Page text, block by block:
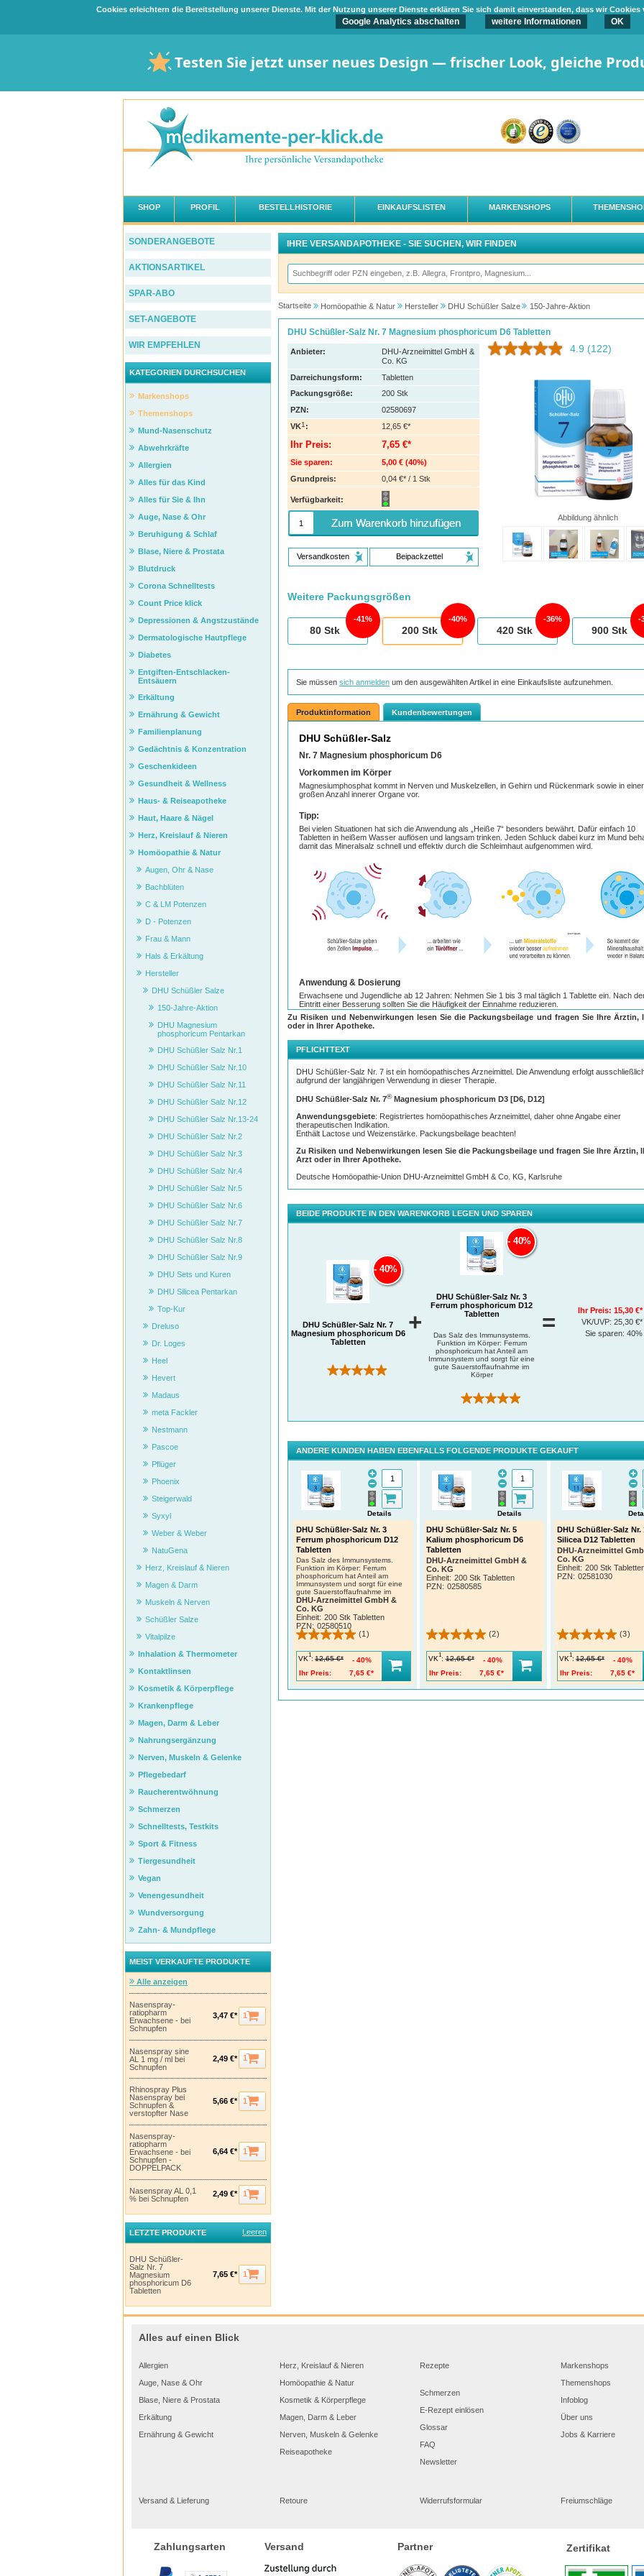
Cookies erleichtern die Bereitstellung unserer Dienste. Mit der Nutzung unserer Dienste erklären Sie sich damit einverstanden, dass wir
Google Analytics abschalten weitere Informationen OK
Testen Sie jetzt unser neues Design — frischer Look, gleiche
SHOP PROFIL BESTELLHISTORIE EINKAUFSLISTEN MARKENSHOPS
IHRE VERSANDAPOTHEKE - SIE SUCHEN, WIR FINDEN
Startseite Homöopathie & Natur Hersteller DHU Schüßler Salze 150-Jahre-Aktion
DHU Schüßler-Salz Nr. 7 Magnesium phosphoricum D6 Tabletten
4.9 (122)
Abbildung ähnlich
Anbieter:
DHU-Arzneimittel GmbH &
Co. KG
Darreichungsform:
Tabletten
Packungsgröße:
200 Stk
PZN:
02580697
VK1: 12,65 €*
Ihr Preis: 7,65 €*
Sie sparen: 5,00 € (40%)
Grundpreis:
0,04 €* / 1 Stk
Verfügbarkeit:
Zum Warenkorb hinzufügen
Versandkosten Beipackzettel
Weitere Packungsgrößen
80Stk
41%
200Stk
40%
420Stk
36%
900Stk
Sie müssen sich anmeldenum den ausgewählten Artikel in eine Einkaufsliste aufzunehmen.
Produktinformation Kundenbewertungen
DHU Schüßler-Salz
Nr. 7 Magnesium phosphoricum D6
Vorkommen im Körper
Magnesiumphosphat kommt in Nerven­ und Muskelzellen, in Gehirn und Rückenmark sowie in einer
großen Anzahl innerer Organe vor.
Tipp:
Bei vielen Situationen hat sich die Anwendung als „Heiße 7“ besonders bewährt. Dafür einfach 10
Tabletten in heißem Wasser auflösen und langsam trinken. Jeden Schluck dabei kurz im Mund
damit das Mineralsalz schnell und effektiv durch die Schleimhaut aufgenommen wird.
Anwendung & Dosierung
Erwachsene und Jugendliche ab 12 Jahren: Nehmen Sie 1 bis 3 mal täglich 1 Tablette ein. Nach
Eintritt einer Besserung sollten Sie die Häufigkeit der Einnahme reduzieren.
Kinder:
Säuglinge bis zum 1. Lebensjahr erhalten, nach Rücksprache mit einem Arzt, nicht mehr als ein
Erwachsenendosis. Kleinkinder bis zum 6. Lebensjahr erhalten die Hälfte, Kinder zwischen dem 6.
12. Lebensjahr erhalten zwei Drittel der Erwachsenendosis. Bitte beachten Sie auch die
Gebrauchsinformation.
Wichtig:
langsam im Mund zergehen lassen. So können die Arzneistoffe ohne Umwege direkt über die
Mundschleimhaut aufgenommen werden. Bei kleinen Kindern empfiehlt es sich, die Tablette vor der
Einnahme in etwas Wasser aufzulösen.
Auch homöopathische Arzneimittel sollten ohne ärztlichen Rat nicht über längere Zeit angewendet
werden.
Zu Risiken und Nebenwirkungen lesen Sie die Packungsbeilage und fragen Sie Ihre Ärztin,
oder in Ihrer Apotheke.
PFLICHTTEXT
DHU Schüßler-Salz Nr. 7 ist ein homöopathisches Arzneimittel. Die Anwendung erfolgt
aufgrund der langjährigen Verwendung in dieser Therapie.
DHU Schüßler-Salz Nr. 7®Magnesium phosphoricum D3 [D6, D12]
Anwendungsgebiete: Registriertes homöopathisches Arzneimittel, daher ohne Angabe einer
therapeutischen Indikation.
Enthält Lactose und Weizenstärke. Packungsbeilage beachten!
Zu Risiken und Nebenwirkungen lesen Sie die Packungsbeilage und fragen Sie Ihre Ärztin,
Arzt oder in Ihrer Apotheke.
Deutsche Homöopathie-Union DHU-Arzneimittel GmbH & Co. KG, Karlsruhe
BEIDE PRODUKTE IN DEN WARENKORB LEGEN UND SPAREN
DHU Schüßler-Salz Nr. 7
Magnesium phosphoricum D6
Tabletten
(122)
40%
+
DHU Schüßler-Salz Nr. 3
Ferrum phosphoricum D12
Tabletten
Das Salz des Immunsystems.
Funktion im Körper: Ferrum
phosphoricum hat Anteil am
Immunsystem und sorgt für eine
gute Sauerstoffaufnahme im
Körper
(1)
40%
= Ihr Preis:15,30 €*
VK/UVP:25,30 €*
Sie sparen:40%
ANDERE KUNDEN HABEN EBENFALLS FOLGENDE PRODUKTE GEKAUFT
DHU Schüßler-Salz Nr. 3
Ferrum phosphoricum D12
Tabletten
Das Salz des Immunsystems.
Funktion im Körper: Ferrum
phosphoricum hat Anteil am
Immunsystem und sorgt für eine
gute Sauerstoffaufnahme im
Körper
DHU-Arzneimittel GmbH &
Co. KG
Einheit: 200 Stk Tabletten
PZN : 02580510
Details
(1)
VK
1
: 12,65 €*
Ihr Preis:
7,65 €*
40%
DHU Schüßler-Salz Nr. 5
Kalium phosphoricum D6
Tabletten
DHU-Arzneimittel GmbH &
Co. KG
Einheit: 200 Stk Tabletten
PZN : 02580585
Details
(2)
VK
1
: 12,65 €*
Ihr Preis:
7,65 €*
40%
DHU Schüßler-Salz Nr.
Silicea D12 Tabletten
DHU-Arzneimittel
Co. KG
Einheit: 200 Stk
PZN : 02581030
(3)
VK
1
: 12,65 €*
Ihr Preis:
7,65 €*
40%
SONDERANGEBOTE
AKTIONSARTIKEL
SPAR-ABO
SET-ANGEBOTE
WIR EMPFEHLEN
KATEGORIEN DURCHSUCHEN
Markenshops
Themenshops
Mund-Nasenschutz
Abwehrkräfte
Allergien
Alles für das Kind
Alles für Sie & Ihn
Auge, Nase & Ohr
Beruhigung & Schlaf
Blase, Niere & Prostata
Blutdruck
Corona Schnelltests
Count Price klick
Depressionen & Angstzustände
Dermatologische Hautpflege
Diabetes
Entgiften-Entschlacken-
Entsäuern
Erkältung
Ernährung & Gewicht
Familienplanung
Gedächtnis & Konzentration
Geschenkideen
Gesundheit & Wellness
Haus- & Reiseapotheke
Haut, Haare & Nägel
Herz, Kreislauf & Nieren
Homöopathie & Natur
Augen, Ohr & Nase
Bachblüten
C & LM Potenzen
D - Potenzen
Frau & Mann
Hals & Erkältung
Hersteller
DHU Schüßler Salze
150-Jahre-Aktion
DHU Magnesium
phosphoricum Pentarkan
DHU Schüßler Salz Nr.1
DHU Schüßler Salz Nr.10
DHU Schüßler Salz Nr.11
DHU Schüßler Salz Nr.12
DHU Schüßler Salz Nr.13-24
DHU Schüßler Salz Nr.2
DHU Schüßler Salz Nr.3
DHU Schüßler Salz Nr.4
DHU Schüßler Salz Nr.5
DHU Schüßler Salz Nr.6
DHU Schüßler Salz Nr.7
DHU Schüßler Salz Nr.8
DHU Schüßler Salz Nr.9
DHU Sets und Kuren
DHU Silicea Pentarkan
Top-Kur
Dreluso
Dr. Loges
Heel
Hevert
Madaus
meta Fackler
Nestmann
Pascoe
Pflüger
Phoenix
Steigerwald
Syxyl
Weber & Weber
NatuGena
Herz, Kreislauf & Nieren
Magen & Darm
Muskeln & Nerven
Schüßler Salze
Vitalpilze
Inhalation & Thermometer
Kontaktlinsen
Kosmetik & Körperpflege
Krankenpflege
Magen, Darm & Leber
Nahrungsergänzung
Nerven, Muskeln & Gelenke
Pflegebedarf
Raucherentwöhnung
Schmerzen
Schnelltests, Testkits
Sport & Fitness
Tiergesundheit
Vegan
Venengesundheit
Wundversorgung
Zahn- & Mundpflege
MEIST VERKAUFTE PRODUKTE
Alle anzeigen
Nasenspray-
ratiopharm
Erwachsene - bei
Schnupfen
3,47 €* 1
Nasenspray sine
AL 1 mg / ml bei
Schnupfen
2,49 €* 1
Rhinospray Plus
Nasenspray bei
Schnupfen &
verstopfter Nase
5,66 €* 1
Nasenspray-
ratiopharm
Erwachsene - bei
Schnupfen -
DOPPELPACK
6,64 €* 1
Nasenspray AL 0,1
% bei Schnupfen
2,49 €* 1
LETZTE PRODUKTE Leeren
DHU Schüßler-
Salz Nr. 7
Magnesium
phosphoricum D6
Tabletten
7,65 €* 1
Alles auf einen Blick
Allergien
Auge, Nase & Ohr
Blase, Niere & Prostata
Erkältung
Ernährung & Gewicht
Herz, Kreislauf & Nieren
Homöopathie & Natur
Kosmetik & Körperpflege
Magen, Darm & Leber
Nerven, Muskeln & Gelenke
Reiseapotheke
Rezepte
Schmerzen
E-Rezept einlösen
Glossar
FAQ
Newsletter
Markenshops
Themenshops
Infoblog
Über uns
Jobs & Karriere
Versand & Lieferung Retoure Widerrufsformular Freiumschläge
Zahlungsarten Versand Partner Zertifikat